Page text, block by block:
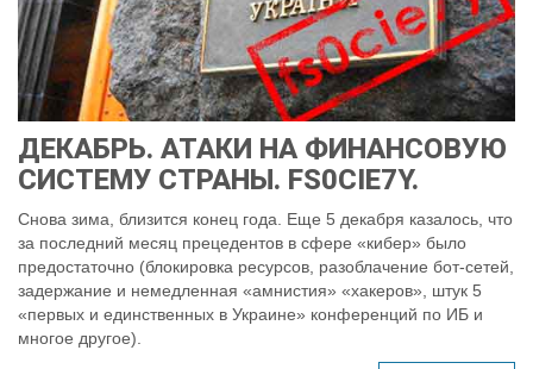
ДЕКАБРЬ. АТАКИ НА ФИНАНСОВУЮ
СИСТЕМУ СТРАНЫ. FS0CIE7Y.
Снова зима, близится конец года. Еще 5 декабря казалось, что
за последний месяц прецедентов в сфере «кибер» было
предостаточно (блокировка ресурсов, разоблачение бот-сетей,
задержание и немедленная «амнистия» «хакеров», штук 5
«первых и единственных в Украине» конференций по ИБ и
многое другое).